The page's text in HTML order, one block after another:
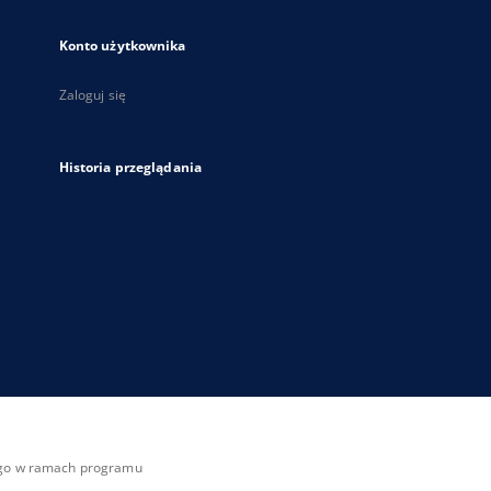
Konto użytkownika
Zaloguj się
Historia przeglądania
w ramach programu